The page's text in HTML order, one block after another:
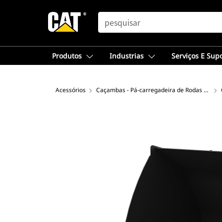
SEARCH
Produtos Industrias Serviços E
Acessórios Caçambas - Pá-carregadeira de Rodas Compacta